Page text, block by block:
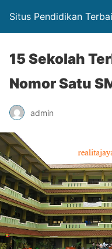
Situs Pendidikan
15 Sekolah
Nomor Satu
admin